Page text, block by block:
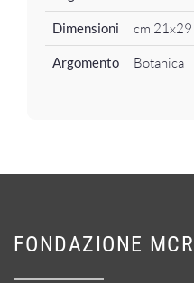
Dimensioni cm 21x29
Argomento Botanica
FONDAZIONE MCR